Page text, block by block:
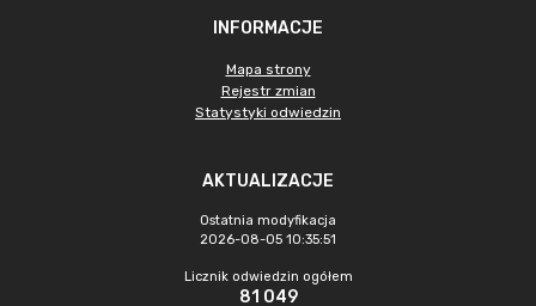
INFORMACJE
Mapa strony
Rejestr zmian
Statystyki odwiedzin
AKTUALIZACJE
Ostatnia modyfikacja
2026-08-05 10:35:51
Licznik odwiedzin ogółem
81 049